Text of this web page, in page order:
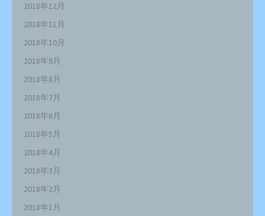
2018年12月
2018年11月
2018年10月
2018年9月
2018年8月
2018年7月
2018年6月
2018年5月
2018年4月
2018年3月
2018年2月
2018年1月